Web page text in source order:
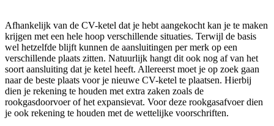
Afhankelijk van de CV-ketel dat je hebt aangekocht kan je te maken
krijgen met een hele hoop verschillende situaties. Terwijl de basis
wel hetzelfde blijft kunnen de aansluitingen per merk op een
verschillende plaats zitten. Natuurlijk hangt dit ook nog af van het
soort aansluiting dat je ketel heeft. Allereerst moet je op zoek gaan
naar de beste plaats voor je nieuwe CV-ketel te plaatsen. Hierbij
dien je rekening te houden met extra zaken zoals de
rookgasdoorvoer of het expansievat. Voor deze rookgasafvoer dien
je ook rekening te houden met de wettelijke voorschriften.